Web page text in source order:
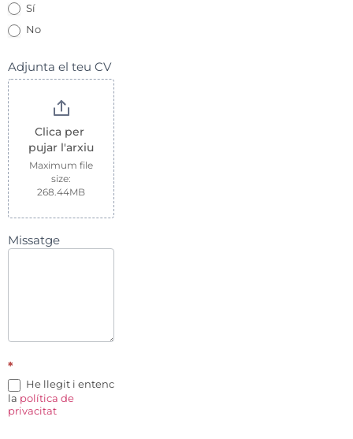
Sí
No
Adjunta el teu CV
Clica per
pujar l'arxiu
Maximum file
size:
268.44MB
Missatge
*
He llegit i entenc
la política de
privacitat